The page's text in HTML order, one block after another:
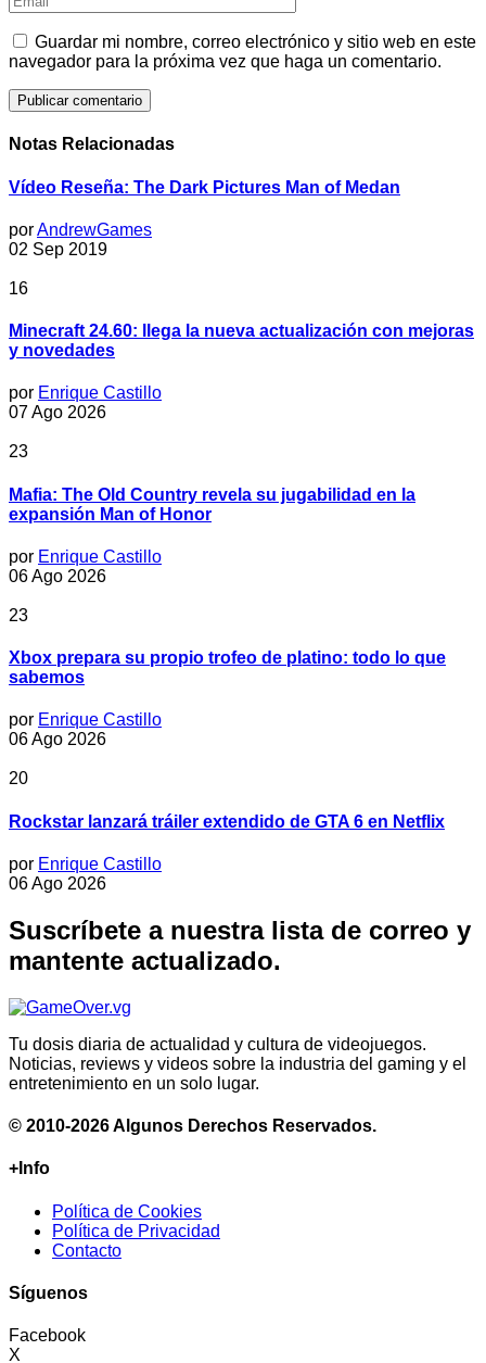
Guardar mi nombre, correo electrónico y sitio web en este
navegador para la próxima vez que haga un comentario.
Notas Relacionadas
Vídeo Reseña: The Dark Pictures Man of Medan
porAndrewGames
02 Sep 2019
16
Minecraft 24.60: llega la nueva actualización con mejoras
y novedades
por Enrique Castillo
07 Ago 2026
23
Mafia: The Old Country revela su jugabilidad en la
expansión Man of Honor
por Enrique Castillo
06 Ago 2026
23
Xbox prepara su propio trofeo de platino: todo lo que
sabemos
por Enrique Castillo
06 Ago 2026
20
Rockstar lanzará tráiler extendido de GTA 6 en Netflix
por Enrique Castillo
06 Ago 2026
Suscríbete a nuestra lista de correo y
mantente actualizado.
Tu dosis diaria de actualidad y cultura de videojuegos.
Noticias, reviews y videos sobre la industria del gaming y el
entretenimiento en un solo lugar.
© 2010-2026 Algunos Derechos Reservados.
+Info
Política de Cookies
Política de Privacidad
Contacto
Síguenos
Facebook
X